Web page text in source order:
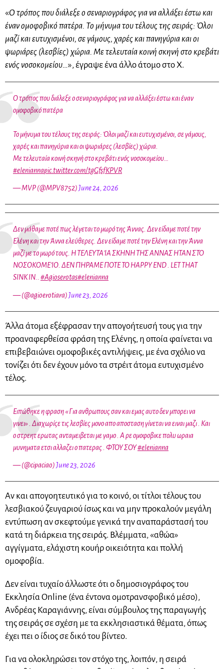
«Ο τρόπος που διάλεξε ο σεναριογράφος για να αλλάξει έστω και
έναν ομοφοβικό πατέρα. Το μήνυμα του τέλους της σειράς: Όλοι
μαζί και ευτυχισμένοι, σε γάμους, χαρές και πανηγύρια και οι
ψωριάρες (λεσβίες) χώρια. Με τελευταία κοινή σκηνή στο κρεβάτι
ενός νοσοκομείου…», έγραψε ένα άλλο άτομο στο X.
Ο τρόπος που διάλεξε ο σεναριογράφος για να αλλάξει έστω και έναν
ομοφοβικό πατέρα
Το μήνυμα του τέλους της σειράς: Όλοι μαζί και ευτυχισμένοι, σε γάμους,
χαρές και πανηγύρια και οι ψωριάρες (λεσβίες) χώρια.
Με τελευταία κοινή σκηνή στο κρεβάτι ενός νοσοκομείου…
#eleniannapic.twitter.com/tgGfsfKPVR
— MVP (@MPV8752)June 24, 2026
Δεν μάθαμε ποτέ πως λέγεται το μωρό της Άννας. Δεν είδαμε ποτέ την
Ελένη και την Άννα ελεύθερες. Δεν είδαμε ποτέ την Ελένη και την Άννα
μαζί με το μωρό τους. Η ΤΕΛΕΥΤΑΊΑ ΣΚΗΝΗ ΤΗΣ ΑΝΝΑΣ ΗΤΑΝ ΣΤΟ
ΝΟΣΟΚΟΜΕΊΟ. ΔΕΝ ΠΗΡΑΜΕ ΠΟΤΕ ΤΟ HAPPY END . LET THAT
SINK IN.. #Agioserotas#elenianna
— (@agioerotiara)June 23, 2026
Άλλα άτομα εξέφρασαν την απογοήτευσή τους για την
προαναφερθείσα φράση της Ελένης, η οποία φαίνεται να
επιβεβαιώνει ομοφοβικές αντιλήψεις, με ένα σχόλιο να
τονίζει ότι δεν έχουν μόνο τα στρέιτ άτομα ευτυχισμένο
τέλος.
Ειπώθηκε η φραση « Για ανθρωπους σαν και εμας αυτο δεν μπορει να
γινει» . Διαχωρίςε τις λεσβίες μονο απο αποσταση γίνεται να ειναι μαζι . Και
ο στρεητ ερωτας ανταμειβεται με γαμο . Α ρε ομοφοβικε πολυ ωραια
μυνηματα ετσι αλλαζει ο πατερας . ΦΤΟΥ ΣΟΥ#elenianna
— (@cipaciao)June 23, 2026
Αν και απογοητευτικό για το κοινό, οι τίτλοι τέλους του
λεσβιακού ζευγαριού ίσως και να μην προκαλούν μεγάλη
εντύπωση αν σκεφτούμε γενικά την αναπαράστασή του
κατά τη διάρκεια της σειράς. Βλέμματα, «αθώα»
αγγίγματα, ελάχιστη κουήρ οικειότητα και πολλή
ομοφοβία.
Δεν είναι τυχαίο άλλωστε ότι ο δημοσιογράφος του
Εκκλησία Online (ένα έντονα ομοτρανσφοβικό μέσο),
Ανδρέας Καραγιάννης, είναι σύμβουλος της παραγωγής
της σειράς σε σχέση με τα εκκλησιαστικά θέματα, όπως
έχει πει ο ίδιος σε δικό του βίντεο.
Για να ολοκληρώσει τον στόχο της, λοιπόν, η σειρά